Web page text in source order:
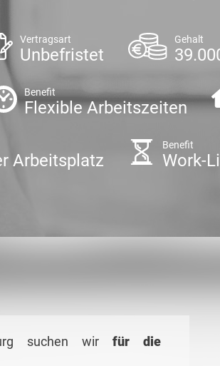
Vertragsart
Unbefristet
Gehalt
Benefit
Flexible Arbeitszeiten
Arbeitsplatz
Benefit
Work-
suchen wir für die